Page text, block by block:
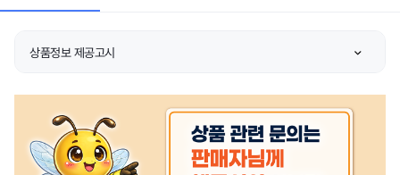
상품정보 제공고시
품명 및 모델명 스포츠 쿨토시
KC 인증정보 상품 상세설명 참조
크기/중량